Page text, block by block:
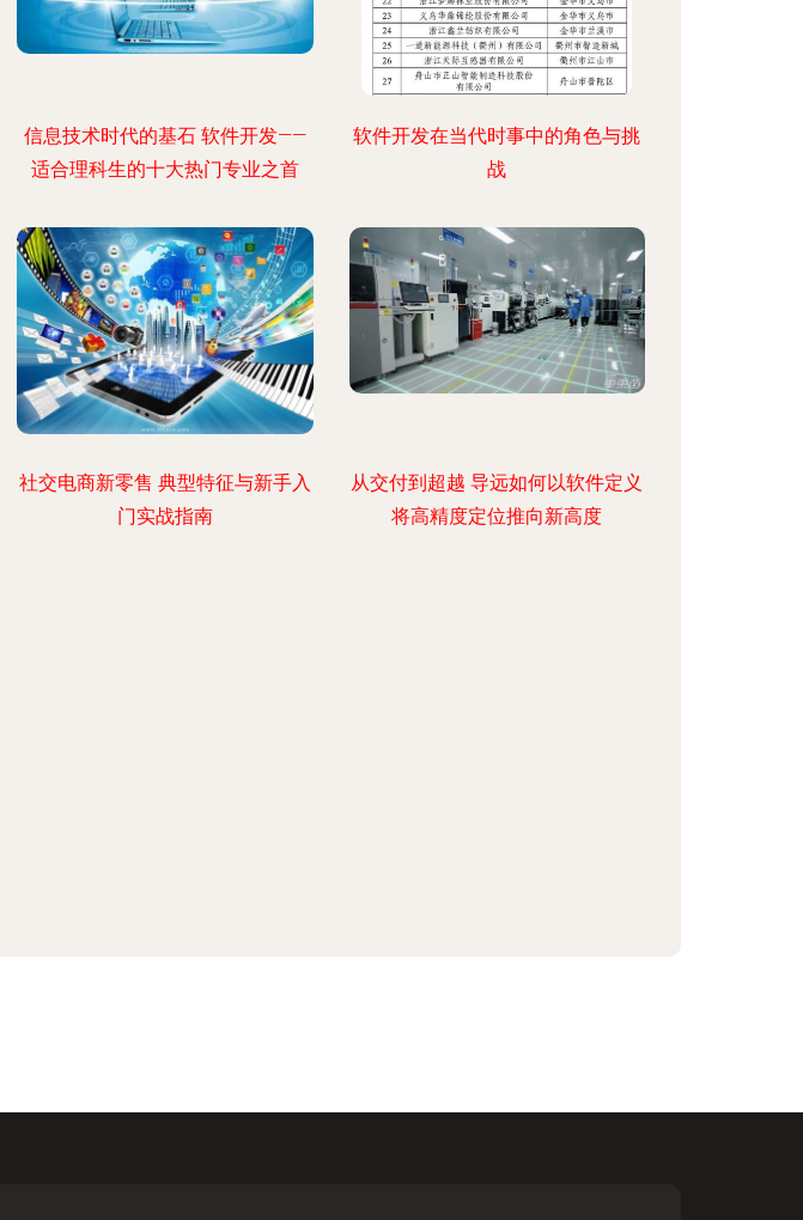
信息技术时代的基石 软件开发——
适合理科生的十大热门专业之首
软件开发在当代时事中的角色与挑
战
社交电商新零售 典型特征与新手入
门实战指南
从交付到超越 导远如何以软件定义
将高精度定位推向新高度